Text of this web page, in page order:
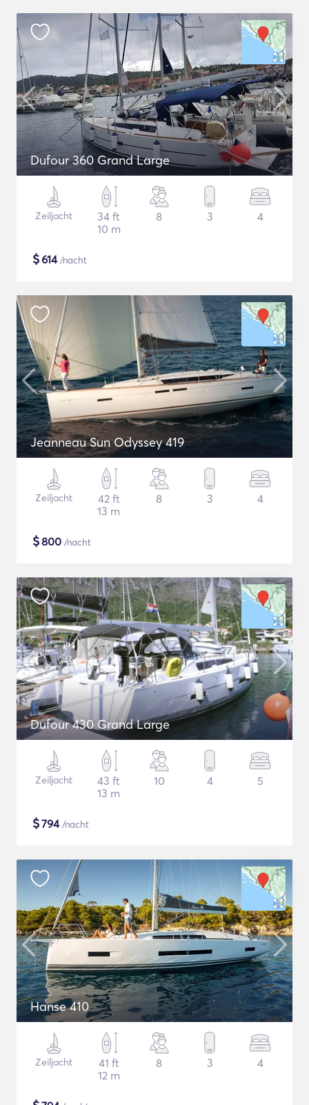
Dufour 360 Grand Large
Zeiljacht
34 ft
10 m
8 3 4
$614/nacht
Jeanneau Sun Odyssey 419
Zeiljacht
42 ft
13 m
8 3 4
$800 /nacht
Dufour 430 Grand Large
Zeiljacht
43 ft
13 m
10 4 5
$794/nacht
Hanse 410
Zeiljacht
41 ft
12 m
8 3 4